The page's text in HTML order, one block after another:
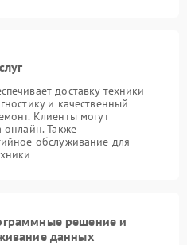
доставку техники
и качественный
Клиенты могут
онлайн. Также
обслуживание для
решение и
данных